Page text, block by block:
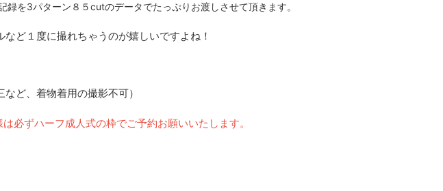
録を3パターン８５cutのデータでたっぷりお渡しさせて頂きます。
ど１度に撮れちゃうのが嬉しいですよね！
など、着物着用の撮影不可）
必ずハーフ成人式の枠でご予約お願いいたします。